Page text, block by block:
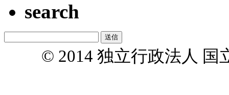
search
© 2014 独立行政法人 国